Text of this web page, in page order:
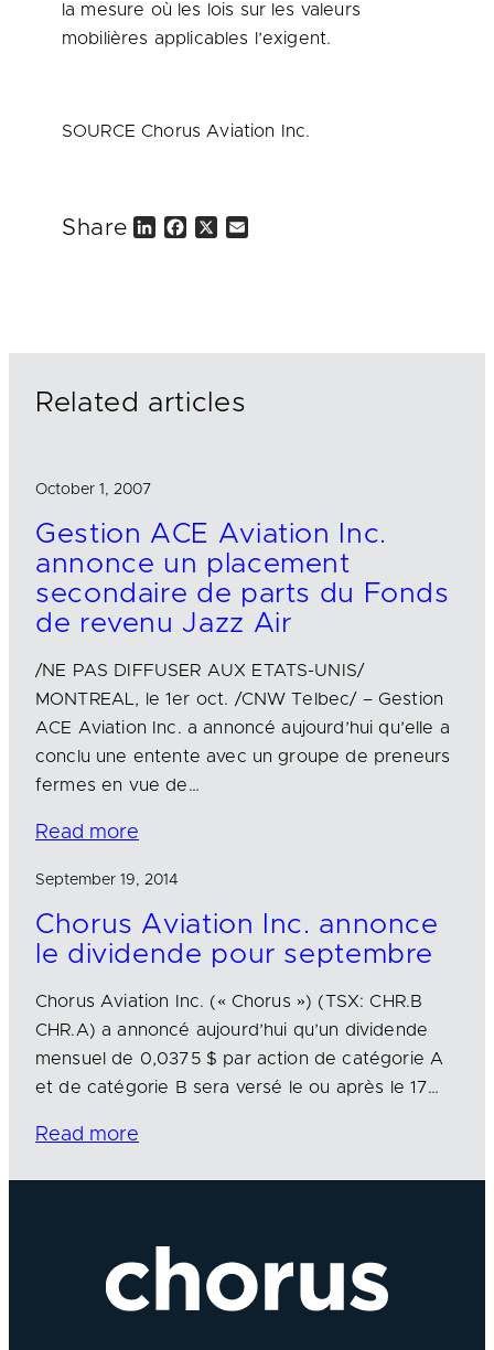
la mesure où les lois sur les valeurs
mobilières applicables l’exigent.
SOURCE Chorus Aviation Inc.
Share
Related articles
October 1, 2007
Gestion ACE Aviation Inc.
annonce un placement
secondaire de parts du Fonds
de revenu Jazz Air
/NE PAS DIFFUSER AUX ETATS-UNIS/
MONTREAL, le 1er oct. /CNW Telbec/ – Gestion
ACE Aviation Inc. a annoncé aujourd’hui qu’elle a
conclu une entente avec un groupe de preneurs
fermes en vue de…
Read more
September 19, 2014
Chorus Aviation Inc. annonce
le dividende pour septembre
Chorus Aviation Inc. (« Chorus ») (TSX: CHR.B
CHR.A) a annoncé aujourd’hui qu’un dividende
mensuel de 0,0375 $ par action de catégorie A
et de catégorie B sera versé le ou après le 17…
Read more